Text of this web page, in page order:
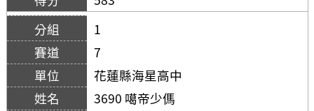
1
7
花蓮縣海星高中
3690 噶帝少傌